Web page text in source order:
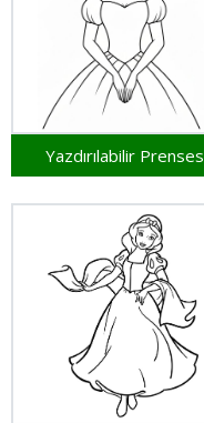
Yazdırılabilir Prenses